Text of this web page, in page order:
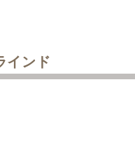
インド